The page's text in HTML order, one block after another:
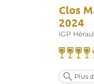
Clos
2024
IGP
Plus